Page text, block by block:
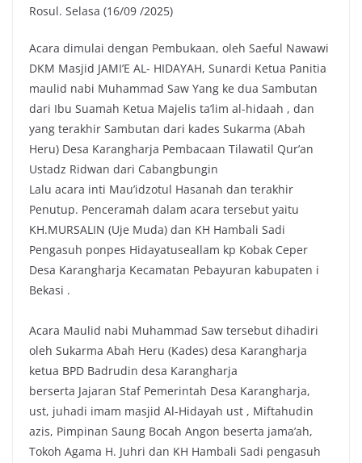
Rosul. Selasa (16/09 /2025)
Acara dimulai dengan Pembukaan, oleh Saeful Nawawi
DKM Masjid JAMI’E AL- HIDAYAH, Sunardi Ketua Panitia
maulid nabi Muhammad Saw Yang ke dua Sambutan
dari Ibu Suamah Ketua Majelis ta’lim al-hidaah , dan
yang terakhir Sambutan dari kades Sukarma (Abah
Heru) Desa Karangharja Pembacaan Tilawatil Qur’an
Ustadz Ridwan dari Cabangbungin
Lalu acara inti Mau’idzotul Hasanah dan terakhir
Penutup. Penceramah dalam acara tersebut yaitu
KH.MURSALIN (Uje Muda) dan KH Hambali Sadi
Pengasuh ponpes Hidayatuseallam kp Kobak Ceper
Desa Karangharja Kecamatan Pebayuran kabupaten i
Bekasi .
Acara Maulid nabi Muhammad Saw tersebut dihadiri
oleh Sukarma Abah Heru (Kades) desa Karangharja
ketua BPD Badrudin desa Karangharja
berserta Jajaran Staf Pemerintah Desa Karangharja,
ust, juhadi imam masjid Al-Hidayah ust , Miftahudin
azis, Pimpinan Saung Bocah Angon beserta jama’ah,
Tokoh Agama H. Juhri dan KH Hambali Sadi pengasuh